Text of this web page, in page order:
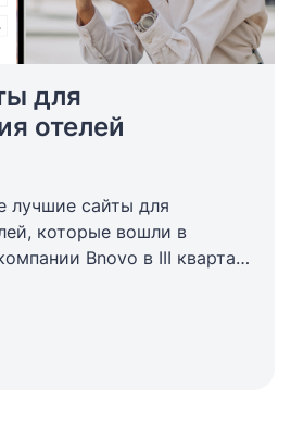
для
отелей
лучшие сайты для
которые вошли в
Bnovo в III квартале